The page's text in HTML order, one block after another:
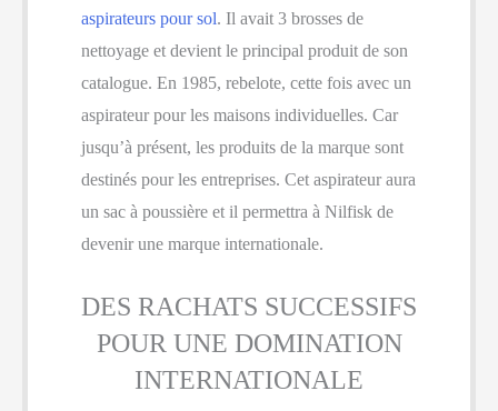
aspirateurs pour sol. Il avait 3 brosses de
nettoyage et devient le principal produit de son
catalogue. En 1985, rebelote, cette fois avec un
aspirateur pour les maisons individuelles. Car
jusqu’à présent, les produits de la marque sont
destinés pour les entreprises. Cet aspirateur aura
un sac à poussière et il permettra à Nilfisk de
devenir une marque internationale.
DES RACHATS SUCCESSIFS
POUR UNE DOMINATION
INTERNATIONALE